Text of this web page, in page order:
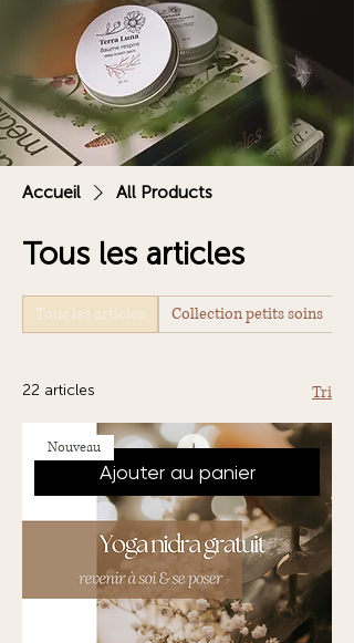
Accueil All Products
Tous les articles
Tous les articles Collection petits soins
22 articles Tri
Ajouter au panier
Nouveau